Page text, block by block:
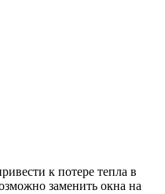
к потере тепла в
заменить окна на